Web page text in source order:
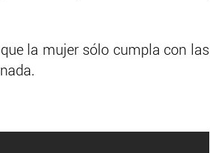
la mujer sólo cumpla con las